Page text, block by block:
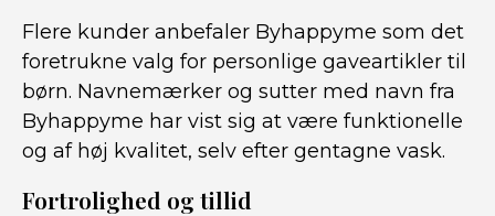
Flere kunder anbefaler Byhappyme som det
foretrukne valg for personlige gaveartikler til
børn. Navnemærker og sutter med navn fra
Byhappyme har vist sig at være funktionelle
og af høj kvalitet, selv efter gentagne vask.
Fortrolighed og tillid